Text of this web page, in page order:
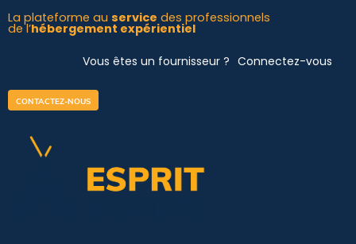
Aller
au
La plateforme au service des professionnels
de l’hébergement expérientiel
Vous êtes un fournisseur ? Connectez-vous
CONTACTEZ-NOUS